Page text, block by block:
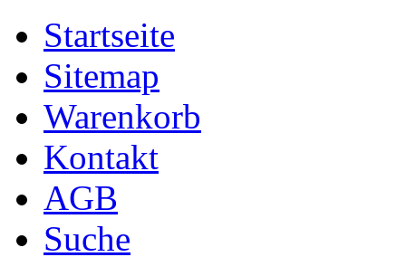
Startseite
Sitemap
Warenkorb
Kontakt
AGB
Suche